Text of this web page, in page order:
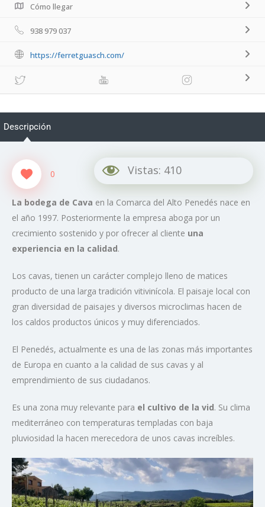
Cómo llegar
938 979 037
https://ferretguasch.com/
Descripción
0 Vistas: 410
La bodega de Cava en la Comarca del Alto Penedés nace en
el año 1997. Posteriormente la empresa aboga por un
crecimiento sostenido y por ofrecer al cliente una
experiencia en la calidad.
Los cavas, tienen un carácter complejo lleno de matices
producto de una larga tradición vitivinícola. El paisaje local con
gran diversidad de paisajes y diversos microclimas hacen de
los caldos productos únicos y muy diferenciados.
El Penedés, actualmente es una de las zonas más importantes
de Europa en cuanto a la calidad de sus cavas y al
emprendimiento de sus ciudadanos.
Es una zona muy relevante para el cultivo de la vid. Su clima
mediterráneo con temperaturas templadas con baja
pluviosidad la hacen merecedora de unos cavas increíbles.